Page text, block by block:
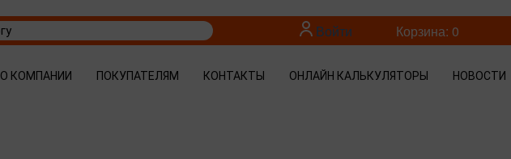
Войти Корзина: 0
О КОМПАНИИ ПОКУПАТЕЛЯМ КОНТАКТЫ ОНЛАЙН КАЛЬКУЛЯТОРЫ НОВОСТИ